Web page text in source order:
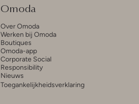
Omoda
Over Omoda
Werken bij Omoda
Boutiques
Omoda-app
Corporate Social
Responsibility
Nieuws
Toegankelijkheidsverklaring